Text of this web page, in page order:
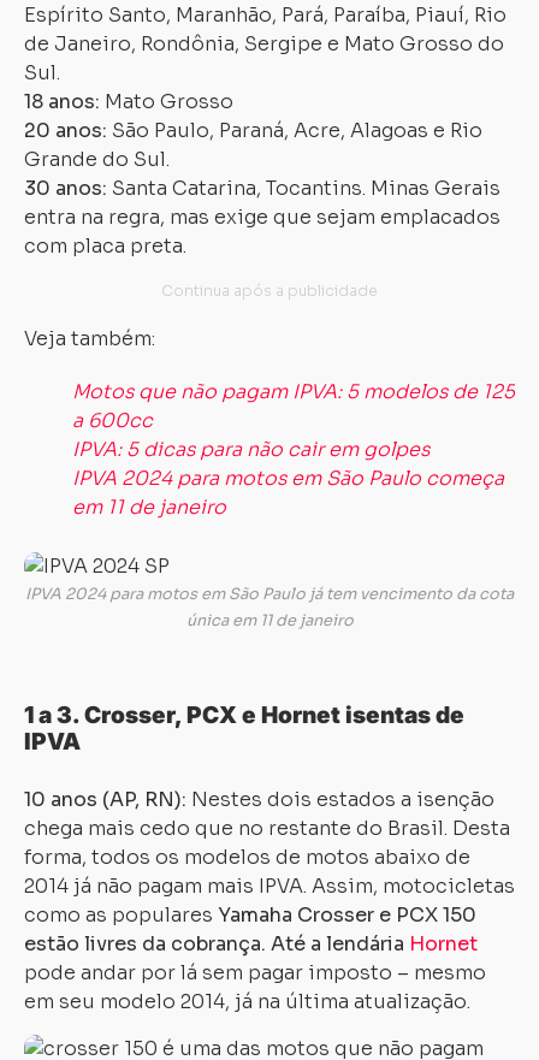
Espírito Santo, Maranhão, Pará, Paraíba, Piauí, Rio
de Janeiro, Rondônia, Sergipe e Mato Grosso do
Sul.
18 anos: Mato Grosso
20 anos: São Paulo, Paraná, Acre, Alagoas e Rio
Grande do Sul.
30 anos: Santa Catarina, Tocantins. Minas Gerais
entra na regra, mas exige que sejam emplacados
com placa preta.
Veja também:
Motos que não pagam IPVA: 5 modelos de 125
a 600cc
IPVA: 5 dicas para não cair em golpes
IPVA 2024 para motos em São Paulo começa
em 11 de janeiro
IPVA 2024 para motos em São Paulo já tem vencimento da cota
única em 11 de janeiro
1 a 3. Crosser, PCX e Hornet isentas de
IPVA
10 anos (AP, RN): Nestes dois estados a isenção
chega mais cedo que no restante do Brasil. Desta
forma, todos os modelos de motos abaixo de
2014 já não pagam mais IPVA. Assim, motocicletas
como as populares Yamaha Crosser e PCX 150
estão livres da cobrança. Até a lendária Hornet
pode andar por lá sem pagar imposto – mesmo
em seu modelo 2014, já na última atualização.